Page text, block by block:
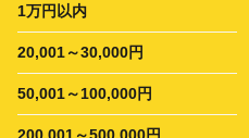
1万円以内
20,001～30,000円
50,001～100,000円